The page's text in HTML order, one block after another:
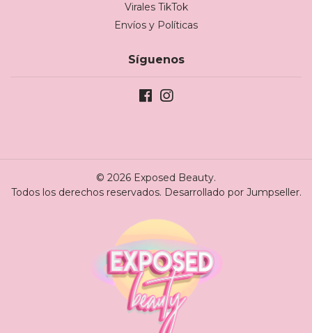
Virales TikTok
Envíos y Políticas
Síguenos
© 2026 Exposed Beauty.
Todos los derechos reservados. Desarrollado por Jumpseller.